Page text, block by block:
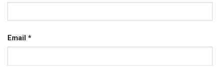
Email *